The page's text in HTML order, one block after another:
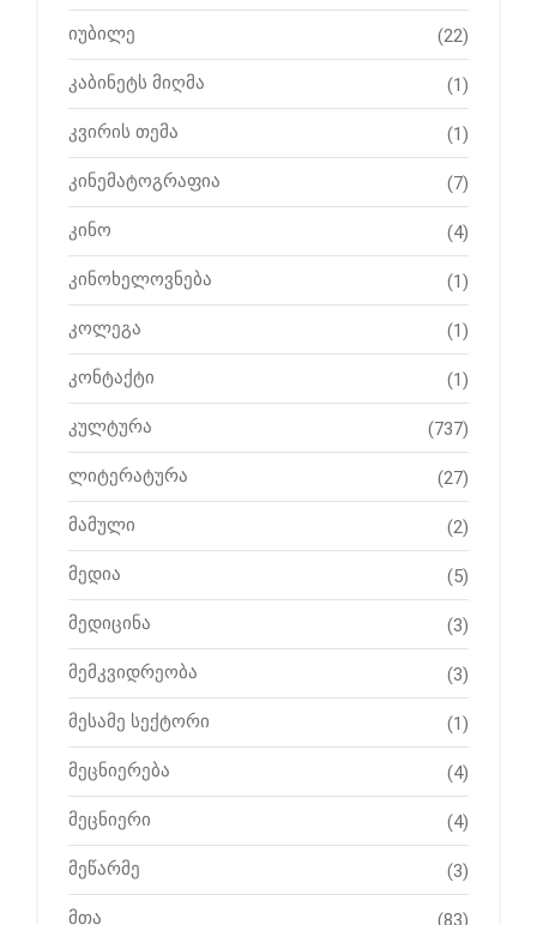
იუბილე (22)
კაბინეტს მიღმა (1)
კვირის თემა (1)
კინემატოგრაფია (7)
კინო (4)
კინოხელოვნება (1)
კოლეგა (1)
კონტაქტი (1)
კულტურა (737)
ლიტერატურა (27)
მამული (2)
მედია (5)
მედიცინა (3)
მემკვიდრეობა (3)
მესამე სექტორი (1)
მეცნიერება (4)
მეცნიერი (4)
მეწარმე (3)
მთა (83)